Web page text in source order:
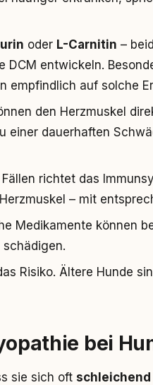
oder L-Carnitin –
DCM entwickeln.
empfindlich auf solche
den Herzmuskel
einer dauerhaften
richtet das
– mit
Medikamente können
schädigen.
Risiko. Ältere Hunde
bei
sie sich oft